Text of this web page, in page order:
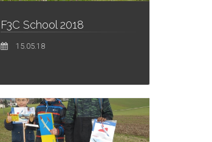
F3C School 2018
15.05.18